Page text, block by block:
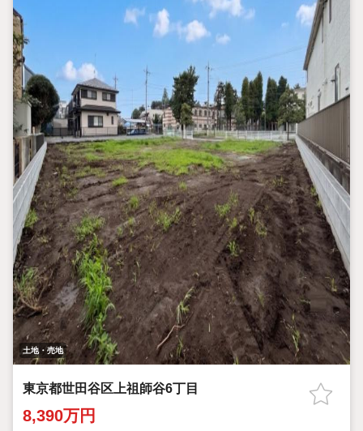
土地・売地
東京都世田谷区上祖師谷6丁目
8,390万円